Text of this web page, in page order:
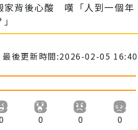
家背後心酸 嘆「人到一個年
最後更新時間:2026-02-05 16:40
0 0 0